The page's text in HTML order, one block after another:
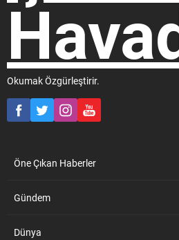
Okumak Özgürleştirir.
Öne Çıkan Haberler
Gündem
Dünya